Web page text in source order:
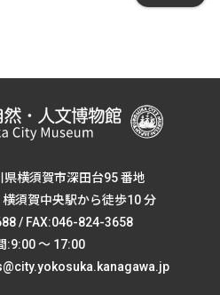
横須賀市深田台95 番地
須賀中央駅から徒歩10 分
/ FAX:046-824-3658
:9:00 ～ 17:00